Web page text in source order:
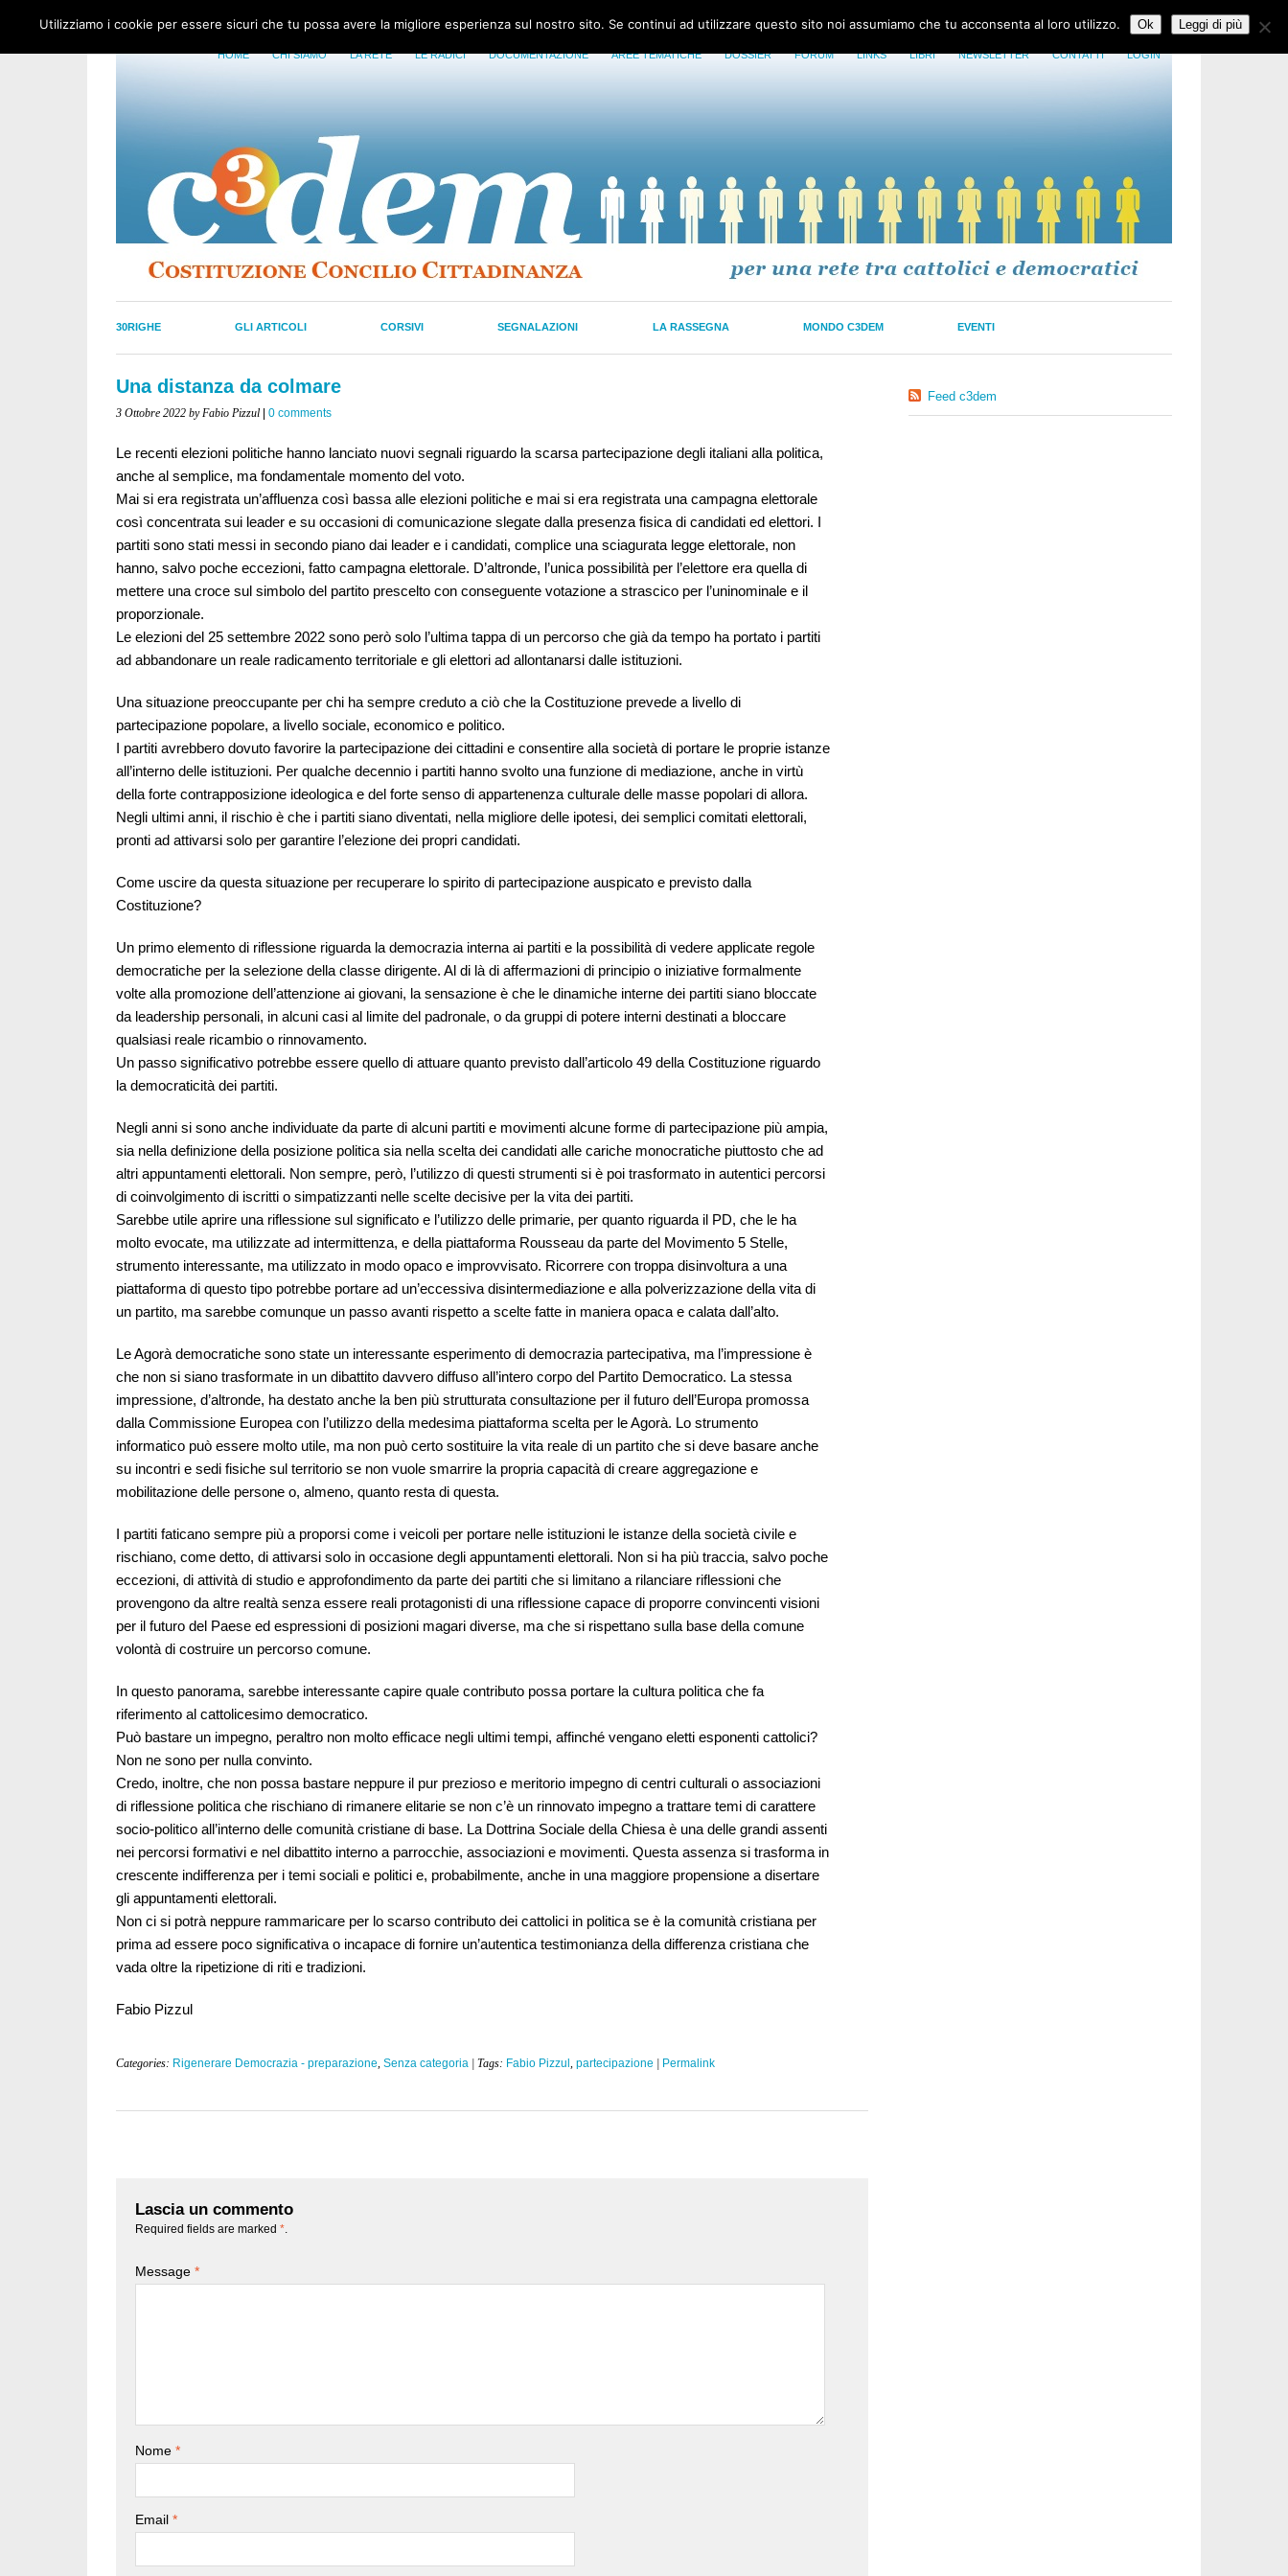
HOME CHI SIAMO LA RETE LE RADICI DOCUMENTAZIONE AREE TEMATICHE DOSSIER FORUM LINKS LIBRI NEWSLETTER CONTATTI LOGIN
30RIGHE GLI ARTICOLI CORSIVI SEGNALAZIONI LA RASSEGNA MONDO C3DEM EVENTI
Una distanza da colmare
3 Ottobre 2022 by Fabio Pizzul 0 comments
Le recenti elezioni politiche hanno lanciato nuovi segnali riguardo la scarsa partecipazione degli italiani alla politica,
anche al semplice, ma fondamentale momento del voto.
Mai si era registrata un’affluenza così bassa alle elezioni politiche e mai si era registrata una campagna elettorale
così concentrata sui leader e su occasioni di comunicazione slegate dalla presenza fisica di candidati ed elettori. I
partiti sono stati messi in secondo piano dai leader e i candidati, complice una sciagurata legge elettorale, non
hanno, salvo poche eccezioni, fatto campagna elettorale. D’altronde, l’unica possibilità per l’elettore era quella di
mettere una croce sul simbolo del partito prescelto con conseguente votazione a strascico per l’uninominale e il
proporzionale.
Le elezioni del 25 settembre 2022 sono però solo l’ultima tappa di un percorso che già da tempo ha portato i partiti
ad abbandonare un reale radicamento territoriale e gli elettori ad allontanarsi dalle istituzioni.
Una situazione preoccupante per chi ha sempre creduto a ciò che la Costituzione prevede a livello di
partecipazione popolare, a livello sociale, economico e politico.
I partiti avrebbero dovuto favorire la partecipazione dei cittadini e consentire alla società di portare le proprie istanze
all’interno delle istituzioni. Per qualche decennio i partiti hanno svolto una funzione di mediazione, anche in virtù
della forte contrapposizione ideologica e del forte senso di appartenenza culturale delle masse popolari di allora.
Negli ultimi anni, il rischio è che i partiti siano diventati, nella migliore delle ipotesi, dei semplici comitati elettorali,
pronti ad attivarsi solo per garantire l’elezione dei propri candidati.
Come uscire da questa situazione per recuperare lo spirito di partecipazione auspicato e previsto dalla
Costituzione?
Un primo elemento di riflessione riguarda la democrazia interna ai partiti e la possibilità di vedere applicate regole
democratiche per la selezione della classe dirigente. Al di là di affermazioni di principio o iniziative formalmente
volte alla promozione dell’attenzione ai giovani, la sensazione è che le dinamiche interne dei partiti siano bloccate
da leadership personali, in alcuni casi al limite del padronale, o da gruppi di potere interni destinati a bloccare
qualsiasi reale ricambio o rinnovamento.
Un passo significativo potrebbe essere quello di attuare quanto previsto dall’articolo 49 della Costituzione riguardo
la democraticità dei partiti.
Negli anni si sono anche individuate da parte di alcuni partiti e movimenti alcune forme di partecipazione più ampia,
sia nella definizione della posizione politica sia nella scelta dei candidati alle cariche monocratiche piuttosto che ad
altri appuntamenti elettorali. Non sempre, però, l’utilizzo di questi strumenti si è poi trasformato in autentici percorsi
di coinvolgimento di iscritti o simpatizzanti nelle scelte decisive per la vita dei partiti.
Sarebbe utile aprire una riflessione sul significato e l’utilizzo delle primarie, per quanto riguarda il PD, che le ha
molto evocate, ma utilizzate ad intermittenza, e della piattaforma Rousseau da parte del Movimento 5 Stelle,
strumento interessante, ma utilizzato in modo opaco e improvvisato. Ricorrere con troppa disinvoltura a una
piattaforma di questo tipo potrebbe portare ad un’eccessiva disintermediazione e alla polverizzazione della vita di
un partito, ma sarebbe comunque un passo avanti rispetto a scelte fatte in maniera opaca e calata dall’alto.
Le Agorà democratiche sono state un interessante esperimento di democrazia partecipativa, ma l’impressione è
che non si siano trasformate in un dibattito davvero diffuso all’intero corpo del Partito Democratico. La stessa
impressione, d’altronde, ha destato anche la ben più strutturata consultazione per il futuro dell’Europa promossa
dalla Commissione Europea con l’utilizzo della medesima piattaforma scelta per le Agorà. Lo strumento
informatico può essere molto utile, ma non può certo sostituire la vita reale di un partito che si deve basare anche
su incontri e sedi fisiche sul territorio se non vuole smarrire la propria capacità di creare aggregazione e
mobilitazione delle persone o, almeno, quanto resta di questa.
I partiti faticano sempre più a proporsi come i veicoli per portare nelle istituzioni le istanze della società civile e
rischiano, come detto, di attivarsi solo in occasione degli appuntamenti elettorali. Non si ha più traccia, salvo poche
eccezioni, di attività di studio e approfondimento da parte dei partiti che si limitano a rilanciare riflessioni che
provengono da altre realtà senza essere reali protagonisti di una riflessione capace di proporre convincenti visioni
per il futuro del Paese ed espressioni di posizioni magari diverse, ma che si rispettano sulla base della comune
volontà di costruire un percorso comune.
In questo panorama, sarebbe interessante capire quale contributo possa portare la cultura politica che fa
riferimento al cattolicesimo democratico.
Può bastare un impegno, peraltro non molto efficace negli ultimi tempi, affinché vengano eletti esponenti cattolici?
Non ne sono per nulla convinto.
Credo, inoltre, che non possa bastare neppure il pur prezioso e meritorio impegno di centri culturali o associazioni
di riflessione politica che rischiano di rimanere elitarie se non c’è un rinnovato impegno a trattare temi di carattere
socio-politico all’interno delle comunità cristiane di base. La Dottrina Sociale della Chiesa è una delle grandi assenti
nei percorsi formativi e nel dibattito interno a parrocchie, associazioni e movimenti. Questa assenza si trasforma in
crescente indifferenza per i temi sociali e politici e, probabilmente, anche in una maggiore propensione a disertare
gli appuntamenti elettorali.
Non ci si potrà neppure rammaricare per lo scarso contributo dei cattolici in politica se è la comunità cristiana per
prima ad essere poco significativa o incapace di fornire un’autentica testimonianza della differenza cristiana che
vada oltre la ripetizione di riti e tradizioni.
Fabio Pizzul
Categories: Rigenerare Democrazia - preparazione, Senza categoria | Tags: Fabio Pizzul , partecipazione Permalink
Lascia un commento
Required fields are marked *
Message *
Nome *
Email *
Feed c3dem
Utilizziamo i cookie per essere sicuri che tu possa avere la migliore esperienza sul nostro sito. Se continui ad utilizzare questo sito noi assumiamo che tu acconsenta al loro utilizzo. Ok Leggi di più